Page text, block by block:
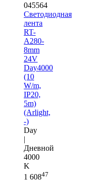
045564
Светодиодная
лента
RT-
A280-
8mm
24V
Day4000
(10
W/m,
IP20,
5m)
(Arlight,
-)
Day
|
Дневной
4000
K
1 60847